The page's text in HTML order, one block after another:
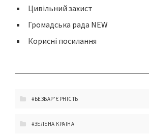
Цивільний захист
Громадська рада NEW
Корисні посилання
#БЕЗБАР'ЄРНІСТЬ
#ЗЕЛЕНА КРАЇНА